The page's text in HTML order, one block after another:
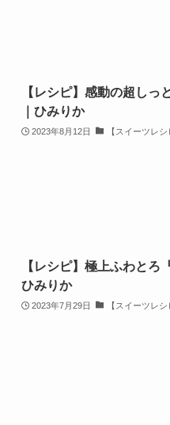
【レシピ】感動の超しっ
｜ひみりか
2023年8月12日 【スイーツレシ
【レシピ】極上ふわとろ
ひみりか
2023年7月29日 【スイーツレシ